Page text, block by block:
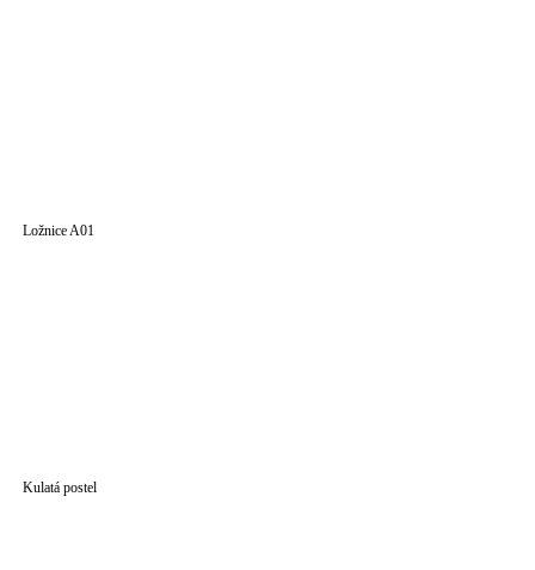
Ložnice A01
Kulatá postel